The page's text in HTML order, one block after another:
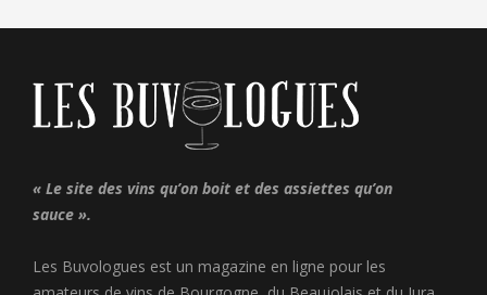
« Le site des vins qu’on boit et des assiettes qu’on
sauce ».
Les Buvologues est un magazine en ligne pour les